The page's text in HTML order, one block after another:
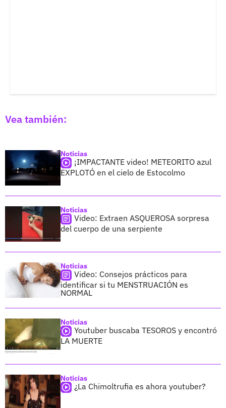
Vea también:
Noticias
¡IMPACTANTE video! METEORITO azul
EXPLOTÓ en el cielo de Estocolmo
Noticias
Video: Extraen ASQUEROSA sorpresa
del cuerpo de una serpiente
Noticias
Video: Consejos prácticos para
identificar si tu MENSTRUACIÓN es
NORMAL
Noticias
Youtuber buscaba TESOROS y encontró
LA MUERTE
Noticias
¿La Chimoltrufia es ahora youtuber?